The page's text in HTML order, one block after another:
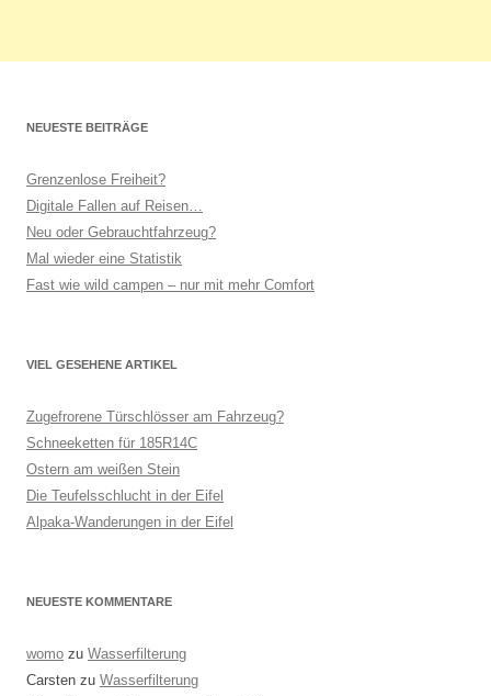
NEUESTE BEITRÄGE
Grenzenlose Freiheit?
Digitale Fallen auf Reisen…
Neu oder Gebrauchtfahrzeug?
Mal wieder eine Statistik
Fast wie wild campen – nur mit mehr Comfort
VIEL GESEHENE ARTIKEL
Zugefrorene Türschlösser am Fahrzeug?
Schneeketten für 185R14C
Ostern am weißen Stein
Die Teufelsschlucht in der Eifel
Alpaka-Wanderungen in der Eifel
NEUESTE KOMMENTARE
womo zu Wasserfilterung
Carsten zu Wasserfilterung